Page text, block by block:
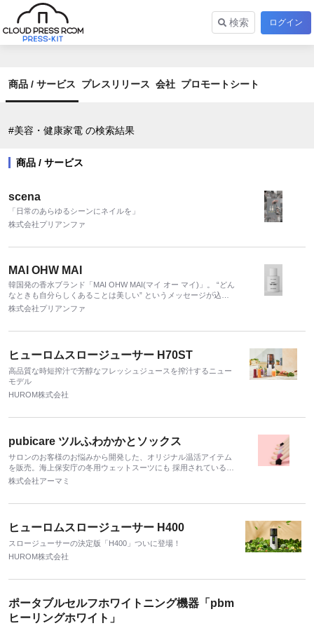
検索 ログイン
商品 / サービス プレスリリース 会社 プロモートシート
#美容・健康家電 の検索結果
商品 / サービス
scena
「日常のあらゆるシーンにネイルを」
株式会社プリアンファ
MAI OHW MAI
韓国発の香水ブランド「MAI OHW MAI(マイ オー マイ)」。 “どん
なときも自分らしくあることは美しい” というメッセージが込め
られた “ I AM WHO I AM” (私は私) が逆配列されており、韓国国
株式会社プリアンファ
ヒューロムスロージューサー H70ST
高品質な時短搾汁で芳醇なフレッシュジュースを搾汁するニュー
モデル
HUROM株式会社
pubicare ツルふわかかとソックス
サロンのお客様のお悩みから開発した、オリジナル温活アイテム
を販売。海上保安庁の冬用ウェットスーツにも 採用されている、
最高級遠赤外線素材「スーパーファーベスト®」を使用した、国
株式会社アーマミ
ヒューロムスロージューサー H400
スロージューサーの決定版「H400」ついに登場！
HUROM株式会社
ポータブルセルフホワイトニング機器「pbm
ヒーリングホワイト」